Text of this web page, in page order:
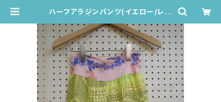
ハーフアラジンパンツ(イエロー/レー